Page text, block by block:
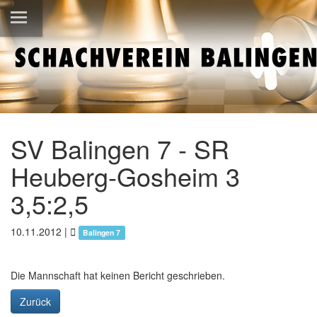
SV Balingen 7 - SR
Heuberg-Gosheim 3
3,5:2,5
10.11.2012 | Balingen 7
Die Mannschaft hat keinen Bericht geschrieben.
Zurück